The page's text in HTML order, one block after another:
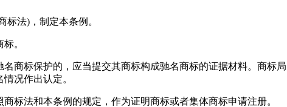
法)，制定本条例。
。
商标保护的，应当提交其商标构成驰名商标的证据材料。商标
况作出认定。
标法和本条例的规定，作为证明商标或者集体商标申请注册。